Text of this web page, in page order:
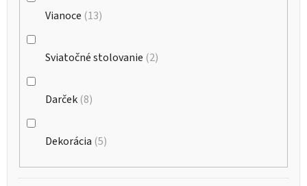
Vianoce 13
Sviatočné stolovanie 2
Darček 8
Dekorácia 5